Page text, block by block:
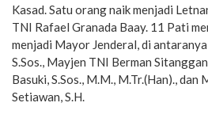
Kasad. Satu orang naik menjadi
TNI Rafael Granada Baay. 11 Pati
menjadi Mayor Jenderal, di
S.Sos., Mayjen TNI Berman
Basuki, S.Sos., M.M., M.Tr.(Han)., dan
Setiawan, S.H.